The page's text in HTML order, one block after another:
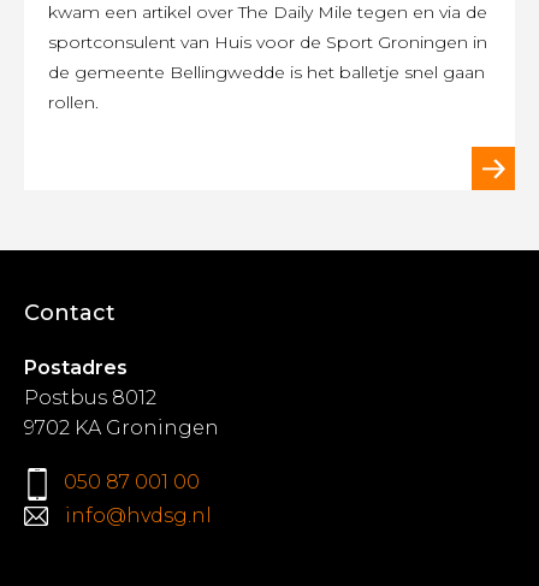
kwam een artikel over The Daily Mile tegen en via de
sportconsulent van Huis voor de Sport Groningen in
de gemeente Bellingwedde is het balletje snel gaan
rollen.
Contact
Postadres
Postbus 8012
9702 KA Groningen
050 87 001 00
info@hvdsg.nl